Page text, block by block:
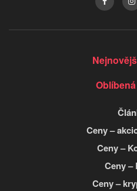
Ceny –
Ceny –
Ceny –
Ceny –